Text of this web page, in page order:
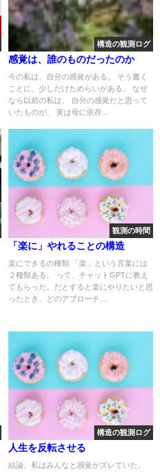
構造の観測ログ
感覚は、誰のものだったのか
今の私は、自分の感覚がある。 そう書く
ことに、少しだけためらいがある。 なぜ
なら以前の私は、 自分の感覚だと思って
いたものが、 実は母に依存...
観測の時間
「楽に」やれることの構造
楽にできるの種類 「楽」という言葉には
２種類ある。 って、チャットGPTに教え
てもらった。だとすると楽にやりたいと思
ったとき、どのアプローチ...
構造の観測ログ
人生を反転させる
結論、私はみんなと感覚がズレていた。